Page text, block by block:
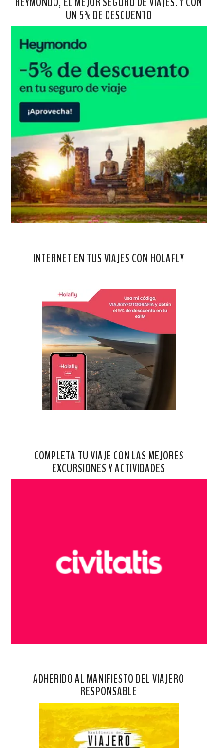
UN 5% DE DESCUENTO
INTERNET EN TUS VIAJES CON HOLAFLY
COMPLETA TU VIAJE CON LAS MEJORES
EXCURSIONES Y ACTIVIDADES
ADHERIDO AL MANIFIESTO DEL VIAJERO
RESPONSABLE